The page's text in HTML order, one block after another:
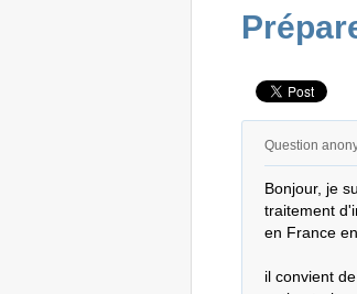
Question
Bonjour, je
traitement
en France
il convient